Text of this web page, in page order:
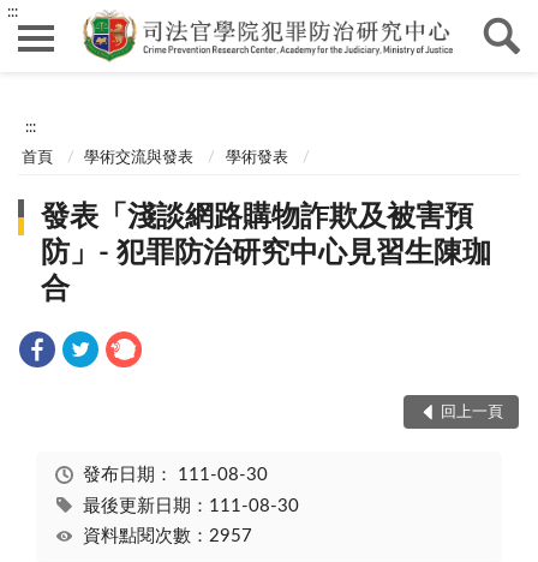
:::
:::
首頁 學術交流與發表 學術發表
發表「淺談網路購物詐欺及被害預
防」- 犯罪防治研究中心見習生陳珈
合
回上一頁
發布日期： 111-08-30
最後更新日期：111-08-30
資料點閱次數：2957